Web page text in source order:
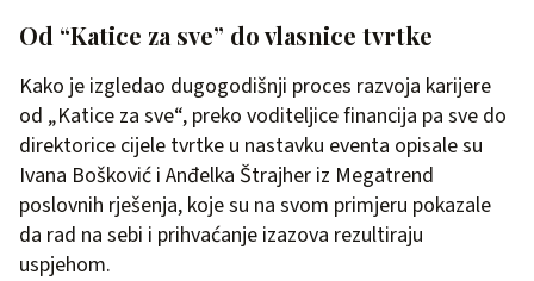
Od “Katice za sve” do vlasnice tvrtke
Kako je izgledao dugogodišnji proces razvoja karijere
od „Katice za sve“, preko voditeljice financija pa sve do
direktorice cijele tvrtke u nastavku eventa opisale su
Ivana Bošković i Anđelka Štrajher iz Megatrend
poslovnih rješenja, koje su na svom primjeru pokazale
da rad na sebi i prihvaćanje izazova rezultiraju
uspjehom.